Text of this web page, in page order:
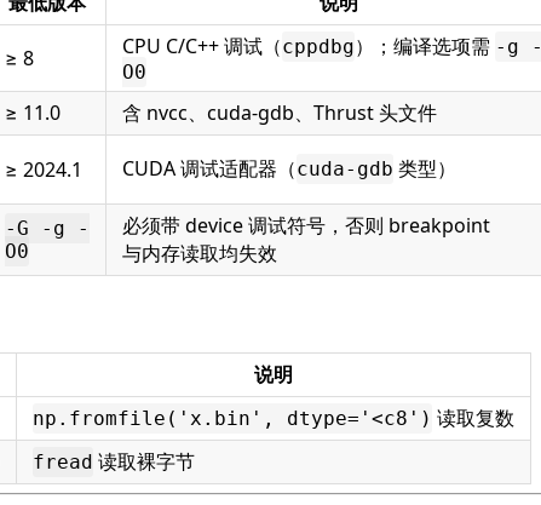
≥ 8 CPU C/C++ 调试（cppdbg）；编译选项需 -g -
O0
≥ 11.0
含 nvcc、cuda-gdb、Thrust 头文件
≥ 2024.1 CUDA 调试适配器（cuda-gdb 类型）
-G -g -
O0
必须带 device 调试符号，否则 breakpoint
与内存读取均失效
说明
np.fromfile('x.bin', dtype='<c8') 读取复数
fread 读取裸字节